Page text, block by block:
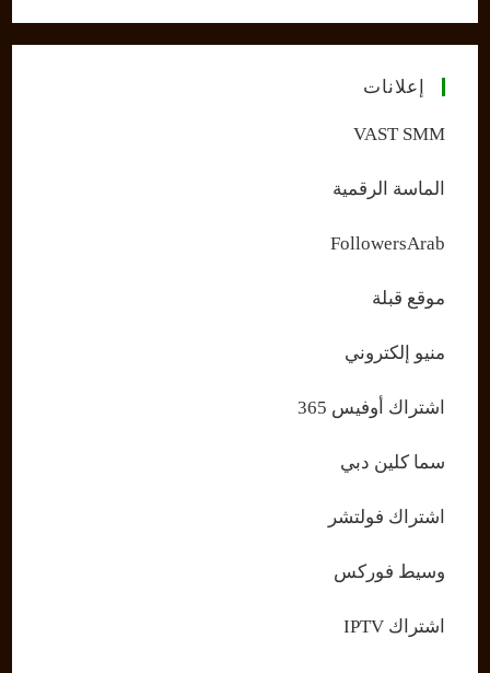
إعلانات
VAST SMM
الماسة الرقمية
FollowersArab
موقع قبلة
منيو إلكتروني
اشتراك أوفيس 365
سما كلين دبي
اشتراك فولتشر
وسيط فوركس
اشتراك IPTV